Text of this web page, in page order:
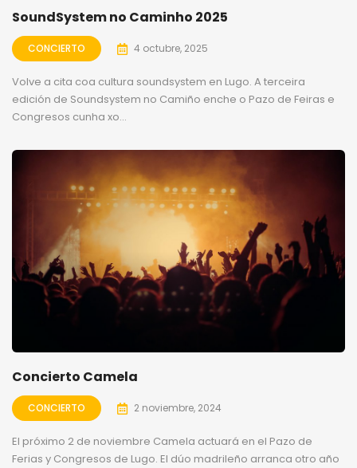
SoundSystem no Caminho 2025
CONCIERTO 4 octubre, 2025
Volve a cita coa cultura soundsystem en Lugo. A terceira
edición de Soundsystem no Camiño enche o Pazo de Feiras e
Congresos cunha xo...
Concierto Camela
CONCIERTO 2 noviembre, 2024
El próximo 2 de noviembre Camela actuará en el Pazo de
Ferias y Congresos de Lugo. El dúo madrileño arranca otro año